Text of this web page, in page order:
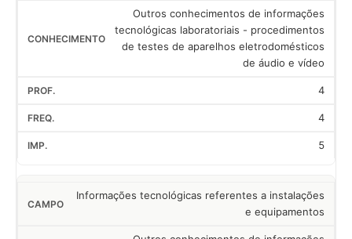
Outros conhecimentos de informações
tecnológicas laboratoriais - procedimentos
de testes de aparelhos eletrodomésticos
de áudio e vídeo
4
4
5
Informações tecnológicas referentes a instalações
e equipamentos